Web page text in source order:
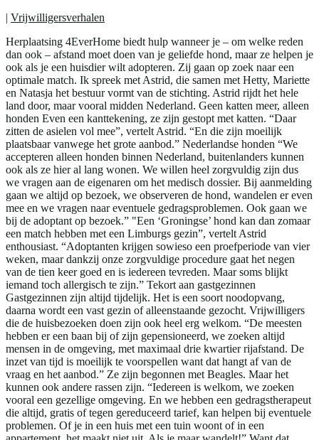
| Vrijwilligersverhalen
Herplaatsing 4EverHome biedt hulp wanneer je – om welke reden
dan ook – afstand moet doen van je geliefde hond, maar ze helpen je
ook als je een huisdier wilt adopteren. Zij gaan op zoek naar een
optimale match. Ik spreek met Astrid, die samen met Hetty, Mariette
en Natasja het bestuur vormt van de stichting. Astrid rijdt het hele
land door, maar vooral midden Nederland. Geen katten meer, alleen
honden Even een kanttekening, ze zijn gestopt met katten. “Daar
zitten de asielen vol mee”, vertelt Astrid. “En die zijn moeilijk
plaatsbaar vanwege het grote aanbod.” Nederlandse honden “We
accepteren alleen honden binnen Nederland, buitenlanders kunnen
ook als ze hier al lang wonen. We willen heel zorgvuldig zijn dus
we vragen aan de eigenaren om het medisch dossier. Bij aanmelding
gaan we altijd op bezoek, we observeren de hond, wandelen er even
mee en we vragen naar eventuele gedragsproblemen. Ook gaan we
bij de adoptant op bezoek.” "Een ‘Groningse’ hond kan dan zomaar
een match hebben met een Limburgs gezin”, vertelt Astrid
enthousiast. “Adoptanten krijgen sowieso een proefperiode van vier
weken, maar dankzij onze zorgvuldige procedure gaat het negen
van de tien keer goed en is iedereen tevreden. Maar soms blijkt
iemand toch allergisch te zijn.” Tekort aan gastgezinnen
Gastgezinnen zijn altijd tijdelijk. Het is een soort noodopvang,
daarna wordt een vast gezin of alleenstaande gezocht. Vrijwilligers
die de huisbezoeken doen zijn ook heel erg welkom. “De meesten
hebben er een baan bij of zijn gepensioneerd, we zoeken altijd
mensen in de omgeving, met maximaal drie kwartier rijafstand. De
inzet van tijd is moeilijk te voorspellen want dat hangt af van de
vraag en het aanbod.” Ze zijn begonnen met Beagles. Maar het
kunnen ook andere rassen zijn. “Iedereen is welkom, we zoeken
vooral een gezellige omgeving. En we hebben een gedragstherapeut
die altijd, gratis of tegen gereduceerd tarief, kan helpen bij eventuele
problemen. Of je in een huis met een tuin woont of in een